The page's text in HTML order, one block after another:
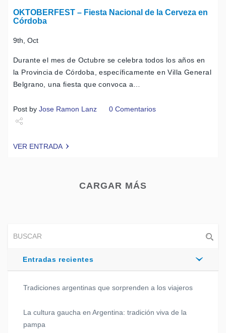
OKTOBERFEST – Fiesta Nacional de la Cerveza en
Córdoba
9th, Oct
Durante el mes de Octubre se celebra todos los años en
la Provincia de Córdoba, específicamente en Villa General
Belgrano, una fiesta que convoca a…
Post by Jose Ramon Lanz 0 Comentarios
VER ENTRADA
CARGAR MÁS
Entradas recientes
Tradiciones argentinas que sorprenden a los viajeros
La cultura gaucha en Argentina: tradición viva de la
pampa